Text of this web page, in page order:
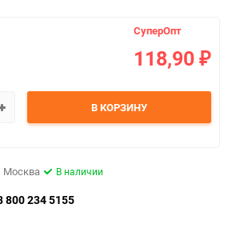
СуперОпт
118,90 ₽
В КОРЗИНУ
Москва В наличии
800 234 5155